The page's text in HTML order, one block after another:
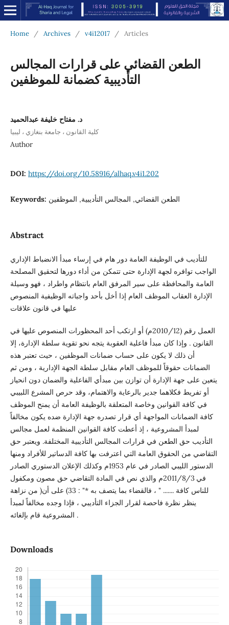
Home / Archives / v4i12017 / Articles
الطعن القضائي على قرارات المجالس
التأديبية كضمانة للموظفين
د. مفتاح خليفة عبدالحميد
كلية القانون ، جامعة بنغازي ، ليبيا
Author
DOI: https://doi.org/10.58916/alhaq.v4i1.202
Keywords: الطعن القضائي, المجالس التأديبية, الموظفين
Abstract
للتأديب في الوظيفة العامة دور هام في إرساء مبدأ الانضباط الإداري
الواجب توافره لجهة الإدارة حتى تتمكن من أداء دورها لتحقيق المصلحة
العامة والمحافظة على سير المرفق العام بانتظام واطراد ، فهو وسيلة
الإدارة العقاب الموظف العام إذا أخل بأحد واجباته الوظيفية المنصوص
عليها في قانون علاقات
العمل رقم (2010/12م) أو ارتكب أحد المحظورات المنصوص عليها في
القانون . وإذا كان مبدأ فاعلية العقوبة يتجه نحو تقوية سلطة الإدارة، إلا
أن ذلك لا يكون على حساب ضمانات الموظفين ، حيث تعتبر هذه
الضمانات حقوقاً للموظف العام مقابل سلطة الجهة الإدارية ، ومن ثم
يتعين على جهة الإدارة أن توازن بين مبدأي الفاعلية والضمان دون انحياز
أو تفريط فكلاهما جدير بالرعاية والاهتمام، وقد حرص المشرع اللبيبي
في كافة القوانين وخاصة المتعلقة بالوظيفة العامة أن يمنح الموظف
كافة الضمانات المواجهة أي قرار تصدره جهة الإدارة ضده يكون مخالفاً
لمبدأ المشروعية ، إذ أعطت كافة القوانين المنظمة لعمل مجالس
التأديب حق الطعن في قرارات المجالس التأديبية المختلفة. ويعتبر حق
التقاضي من الحقوق العامة التي اعترفت بها كافة الدساتير للأفراد ومنها
الدستور الليبي الصادر في عام 1953م وكذلك الإعلان الدستوري الصادر
في 2011/8/3م والذي نص في المادة التقاضي حق مصون ومكفول
للناس كافة ....... " ، فالقضاء بما يتصف به *" : 33) على أن( من نزاهة
ينظر نظرة فاحصة لقرار الجزاء التأديبي ، فإذا وجده مخالفاً لمبدأ
المشروعية قام بإلغائه .
Downloads